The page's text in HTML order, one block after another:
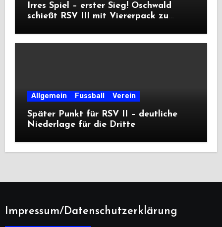
Irres Spiel – erster Sieg! Oschwald
schießt RSV III mit Viererpack zu
Allgemein Fussball Verein
Später Punkt für RSV II – deutliche
Niederlage für die Dritte
Impressum/Datenschutzerklärung